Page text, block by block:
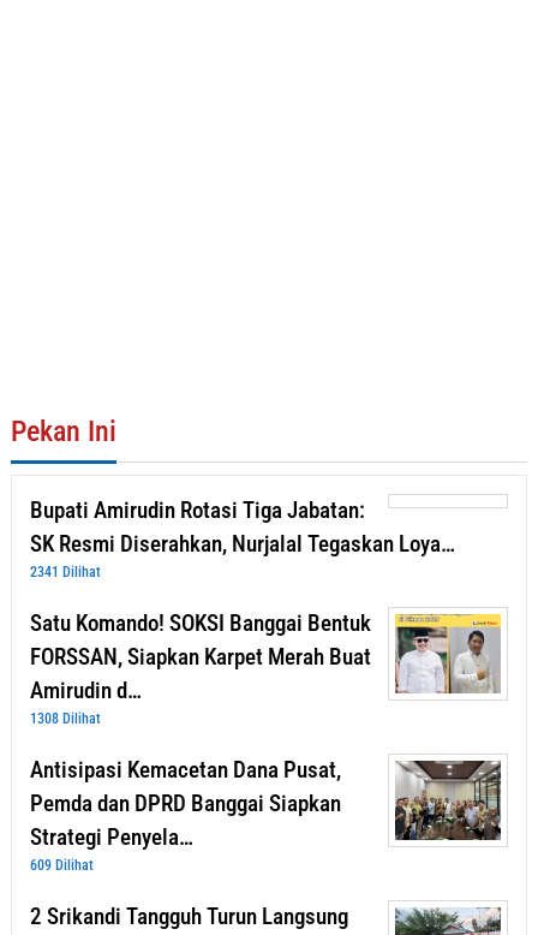
Pekan Ini
Bupati Amirudin Rotasi Tiga Jabatan:
SK Resmi Diserahkan, Nurjalal Tegaskan Loya…
2341 Dilihat
Satu Komando! SOKSI Banggai Bentuk
FORSSAN, Siapkan Karpet Merah Buat
Amirudin d…
1308 Dilihat
Antisipasi Kemacetan Dana Pusat,
Pemda dan DPRD Banggai Siapkan
Strategi Penyela…
609 Dilihat
2 Srikandi Tangguh Turun Langsung